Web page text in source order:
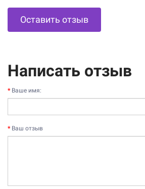
Оставить отзыв
Написать отзыв
Ваше имя:
Ваш отзыв